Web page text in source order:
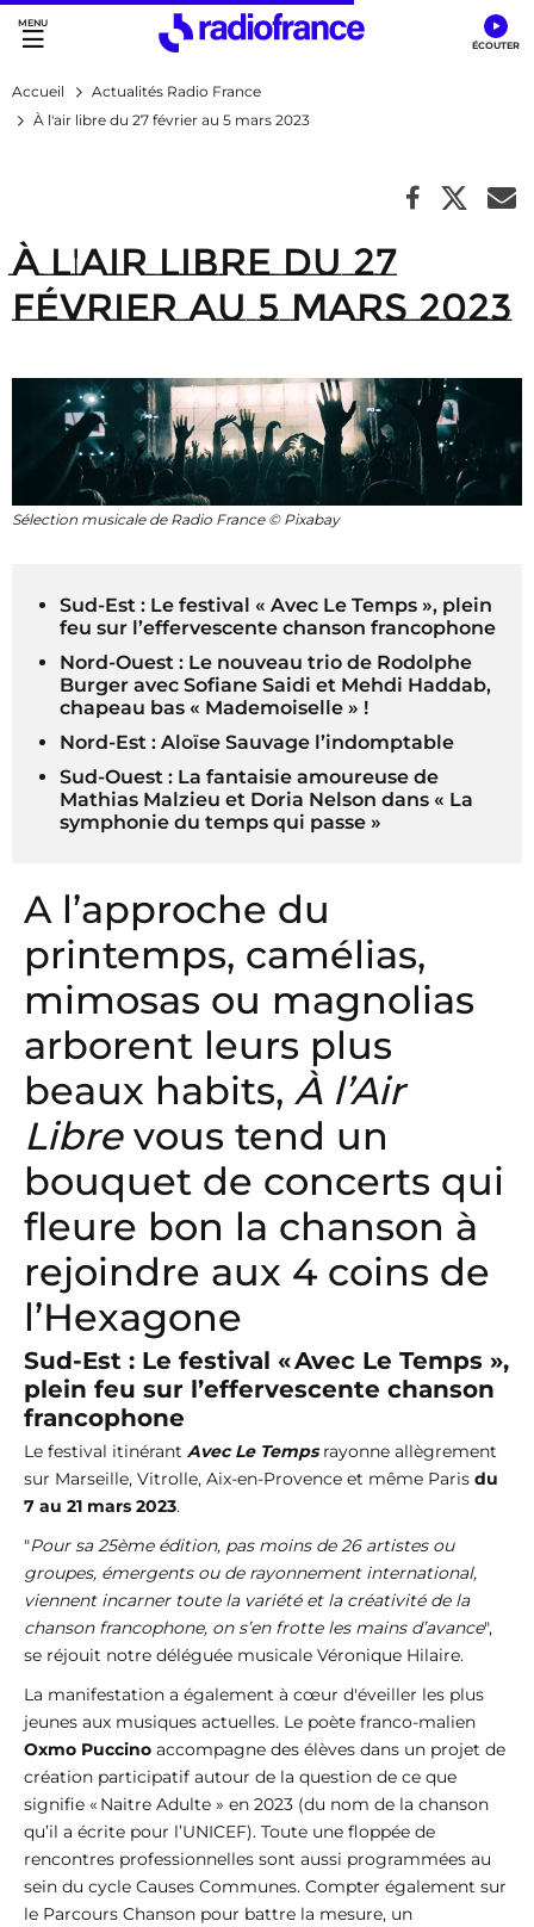
Accès direct :
Menu principal
Contenu
Accueil
Actualités Radio France
À l'air libre du 27 février au 5 mars 2023
À l'air libre du 27
février au 5 mars 2023
Sélection musicale de Radio France © Pixabay
Sud-Est : Le festival « Avec Le Temps », plein
feu sur l’effervescente chanson francophone
Nord-Ouest : Le nouveau trio de Rodolphe
Burger avec Sofiane Saidi et Mehdi Haddab,
chapeau bas « Mademoiselle » !
Nord-Est : Aloïse Sauvage l’indomptable
Sud-Ouest : La fantaisie amoureuse de
Mathias Malzieu et Doria Nelson dans « La
symphonie du temps qui passe »
A l’approche du
printemps, camélias,
mimosas ou magnolias
arborent leurs plus
beaux habits, À l’Air
Librevous tend un
bouquet de concerts qui
fleure bon la chanson à
rejoindre aux 4 coins de
l’Hexagone
Sud-Est : Le festival « Avec Le Temps »,
plein feu sur l’effervescente chanson
francophone
Le festival itinérant Avec Le Tempsrayonne allègrement
sur Marseille, Vitrolle, Aix-en-Provence et même Paris du
7 au 21 mars 2023.
"Pour sa 25ème édition, pas moins de 26 artistes ou
groupes, émergents ou de rayonnement international,
viennent incarner toute la variété et la créativité de la
chanson francophone, on s’en frotte les mains d’avance",
se réjouit notre déléguée musicale Véronique Hilaire.
La manifestation a également à cœur d'éveiller les plus
jeunes aux musiques actuelles. Le poète franco-malien
Oxmo Puccino accompagne des élèves dans un projet de
création participatif autour de la question de ce que
signifie « Naitre Adulte » en 2023 (du nom de la chanson
qu’il a écrite pour l’UNICEF). Toute une floppée de
rencontres professionnelles sont aussi programmées au
sein du cycle Causes Communes. Compter également sur
le Parcours Chanson pour battre la mesure, un